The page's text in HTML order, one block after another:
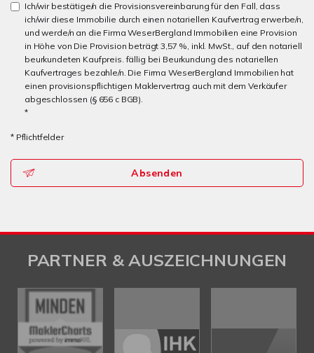
Ich/wir bestätige/n die Provisionsvereinbarung für den Fall, dass
ich/wir diese Immobilie durch einen notariellen Kaufvertrag erwerbe/n,
und werde/n an die Firma WeserBergland Immobilien eine Provision
in Höhe von Die Provision beträgt 3,57 %, inkl. MwSt., auf den notariell
beurkundeten Kaufpreis. fällig bei Beurkundung des notariellen
Kaufvertrages bezahle/n. Die Firma WeserBergland Immobilien hat
einen provisionspflichtigen Maklervertrag auch mit dem Verkäufer
abgeschlossen (§ 656 c BGB).
*
* Pflichtfelder
Absenden
PARTNER & AUSZEICHNUNGEN